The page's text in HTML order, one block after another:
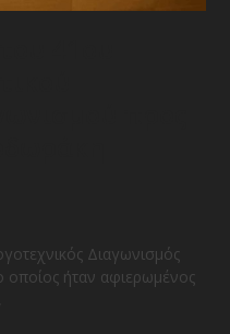
Διαγωνισμός
οποίος ήταν αφιερωμένος